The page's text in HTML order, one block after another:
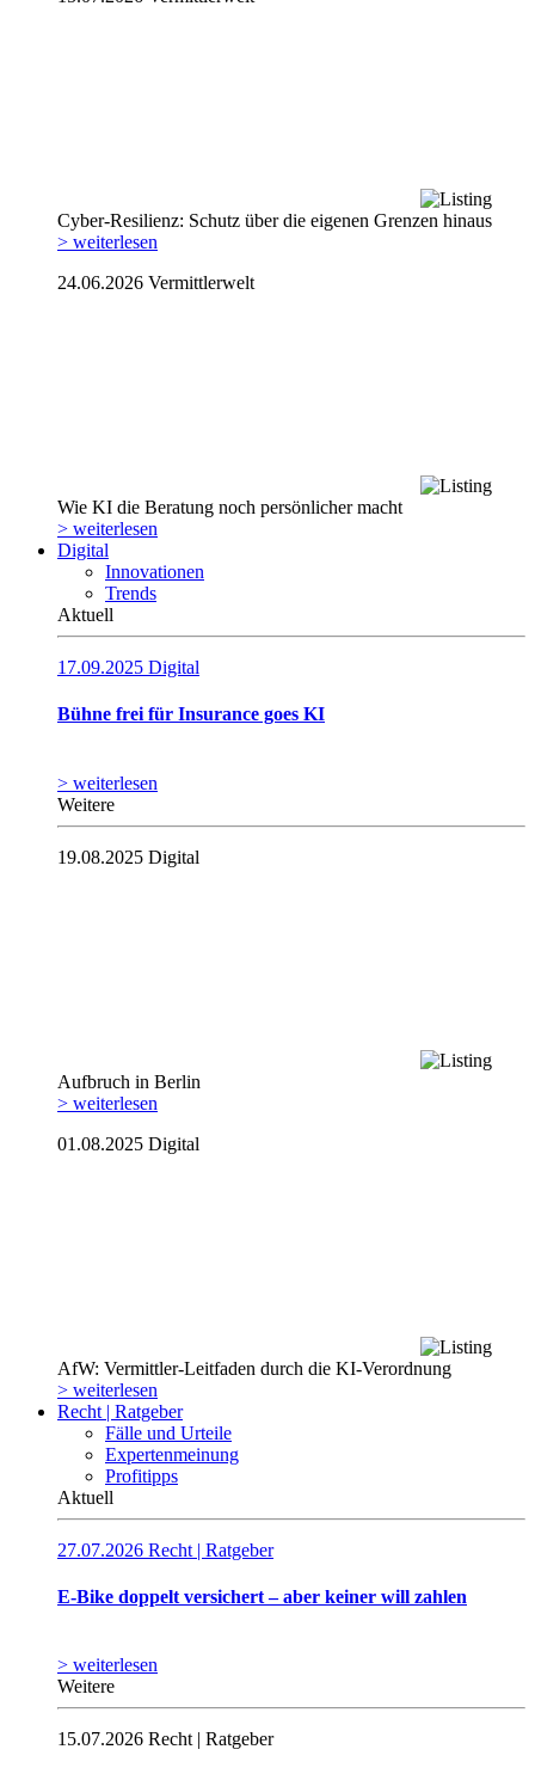
Cyber-Resilienz: Schutz über die eigenen Grenzen hinaus
> weiterlesen
24.06.2026 Vermittlerwelt
Wie KI die Beratung noch persönlicher macht
> weiterlesen
Digital
Innovationen
Trends
Aktuell
17.09.2025 Digital
Bühne frei für Insurance goes KI
> weiterlesen
Weitere
19.08.2025 Digital
Aufbruch in Berlin
> weiterlesen
01.08.2025 Digital
AfW: Vermittler-Leitfaden durch die KI-Verordnung
> weiterlesen
Recht | Ratgeber
Fälle und Urteile
Expertenmeinung
Profitipps
Aktuell
27.07.2026 Recht | Ratgeber
E-Bike doppelt versichert – aber keiner will zahlen
> weiterlesen
Weitere
15.07.2026 Recht | Ratgeber